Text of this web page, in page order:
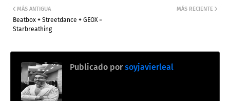
MÁS RECIENTE
MÁS ANTIGUA
Beatbox + Streetdance + GEOX =
Starbreathing
Publicado por soyjavierleal